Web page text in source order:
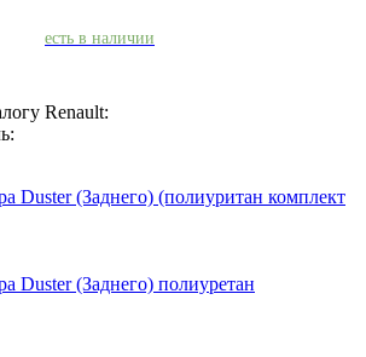
есть в наличии
Renault:
Duster (Заднего) (полиуритан комплект
Duster (Заднего) полиуретан